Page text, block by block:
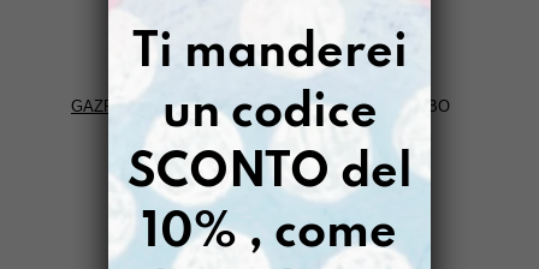
GAZPACHO >NATALE RILASSATO>VIENI BABBO
FILTRI
Ti manderei
un codice
SCONTO del
10% , come